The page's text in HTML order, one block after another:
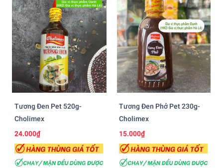
Tương Đen Pet 520g-
Cholimex
24.000₫
Tương Đen Phở Pet 230g-
Cholimex
15.000₫